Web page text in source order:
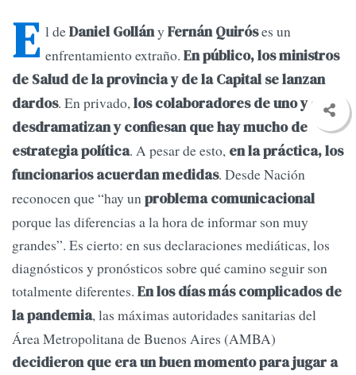
E l deDaniel Gollány Fernán Quiróses un
enfrentamiento extraño. En público, los ministros
de Salud de la provincia y de la Capital se lanzan
dardos. En privado,los colaboradores de uno y otro
desdramatizan y confiesan que hay mucho de
estrategia política. A pesar de esto, en la práctica, los
funcionarios acuerdan medidas. Desde Nación
reconocen que “hay unproblema comunicacional
porque las diferencias a la hora de informar son muy
grandes”. Es cierto: en sus declaraciones mediáticas, los
diagnósticos y pronósticos sobre qué camino seguir son
totalmente diferentes. En los días más complicados de
la pandemia, las máximas autoridades sanitarias del
Área Metropolitana de Buenos Aires (AMBA)
decidieron que era un buen momento para jugar a